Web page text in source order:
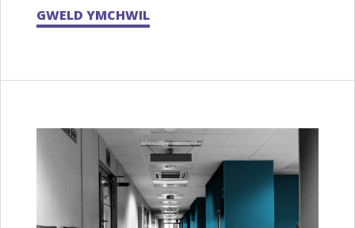
GWELD YMCHWIL